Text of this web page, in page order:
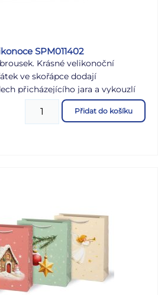
SPM011402
Krásné velikonoční
ve skořápce dodají
přicházejícího jara a vykouzlí
oběda nebo večeře.
papíru. Vhodný i na
Přidat do košíku